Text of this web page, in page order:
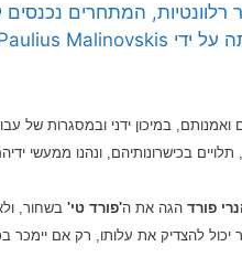
המתחרים נכנסים
במיכון ידני ובמסגרות של
בכישרונותיהם, ונהנו ממעשי
פורד הגה את ה'פורד טי' בשחור,
להצדיק את עלותו, רק אם יימכר